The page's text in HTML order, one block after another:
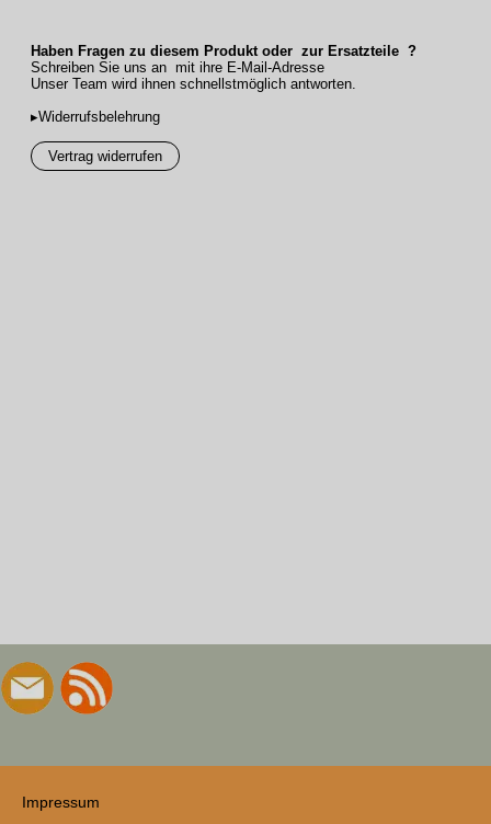
Haben Fragen zu diesem Produkt oder zur Ersatzteile ?
Schreiben Sie uns an mit ihre E-Mail-Adresse
Unser Team wird ihnen schnellstmöglich antworten.
▸Widerrufsbelehrung
Vertrag widerrufen
Impressum